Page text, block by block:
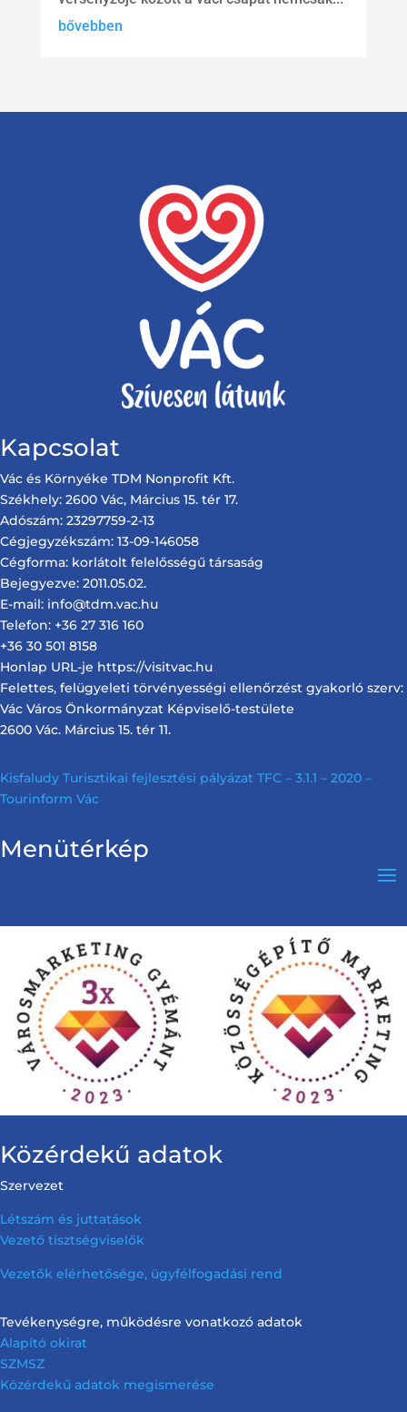
bővebben
Kapcsolat
Vác és Környéke TDM Nonprofit Kft.
Székhely: 2600 Vác, Március 15. tér 17.
Adószám: 23297759-2-13
Cégjegyzékszám: 13-09-146058
Cégforma: korlátolt felelősségű társaság
Bejegyezve: 2011.05.02.
E-mail: info@tdm.vac.hu
Telefon: +36 27 316 160
+36 30 501 8158
Honlap URL-je https://visitvac.hu
Felettes, felügyeleti törvényességi ellenőrzést gyakorló szerv:
Vác Város Önkormányzat Képviselő-testülete
2600 Vác. Március 15. tér 11.
Kisfaludy Turisztikai fejlesztési pályázat TFC – 3.1.1 – 2020 –
Tourinform Vác
Menütérkép
Közérdekű adatok
Szervezet
Létszám és juttatások
Vezető tisztségviselők
Vezetők elérhetősége, ügyfélfogadási rend
Tevékenységre, működésre vonatkozó adatok
Alapító okirat
SZMSZ
Közérdekű adatok megismerése